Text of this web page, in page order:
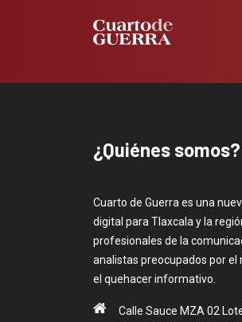
¿Quiénes somos?
Cuarto de Guerra es una
digital para Tlaxcala y la
profesionales de la
analistas preocupados por
el quehacer informativo.
Calle Sauce MZA 02